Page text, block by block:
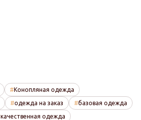
Конопляная одежда
одежда на заказ базовая одежда
качественная одежда